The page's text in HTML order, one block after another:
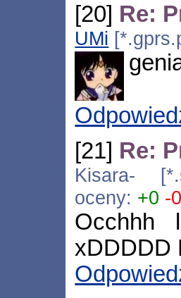
[20] Re:
UMi
[21] Re:
Kisara-
oceny: +0 -0
Occhhh
xDDDDD